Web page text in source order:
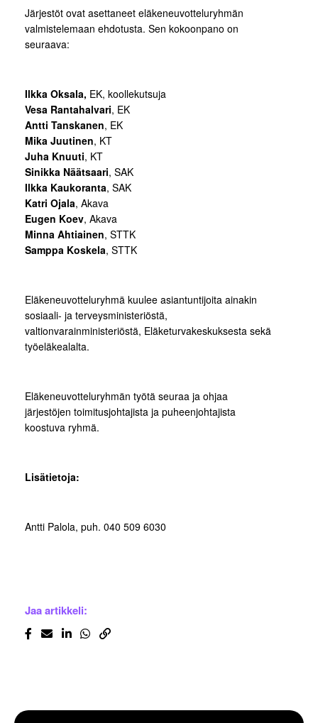
Järjestöt ovat asettaneet eläkeneuvotteluryhmän
valmistelemaan ehdotusta. Sen kokoonpano on
seuraava:
Ilkka Oksala, EK, koollekutsuja
Vesa Rantahalvari, EK
Antti Tanskanen, EK
Mika Juutinen, KT
Juha Knuuti, KT
Sinikka Näätsaari, SAK
Ilkka Kaukoranta, SAK
Katri Ojala, Akava
Eugen Koev, Akava
Minna Ahtiainen, STTK
Samppa Koskela, STTK
Eläkeneuvotteluryhmä kuulee asiantuntijoita ainakin
sosiaali- ja terveysministeriöstä,
valtionvarainministeriöstä, Eläketurvakeskuksesta sekä
työeläkealalta.
Eläkeneuvotteluryhmän työtä seuraa ja ohjaa
järjestöjen toimitusjohtajista ja puheenjohtajista
koostuva ryhmä.
Lisätietoja:
Antti Palola, puh. 040 509 6030
Jaa artikkeli: